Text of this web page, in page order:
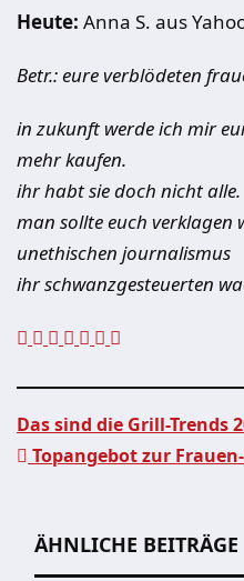
Heute: Anna S. aus
Betr.: eure verblödeten
in zukunft werde ich mir
mehr kaufen.
ihr habt sie doch nicht alle.
man sollte euch verklagen
unethischen journalismus
ihr schwanzgesteuerten
Das sind die Grill-Trends
Topangebot zur
ÄHNLICHE BEITRÄGE